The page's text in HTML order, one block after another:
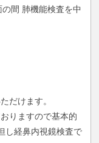
間 肺機能検査を中
だけます。
りますので基本的
し経鼻内視鏡検査で